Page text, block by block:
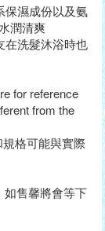
保濕成份以及氨
潤清爽
在洗髮沐浴時也
for reference
from the
格可能與實際
如售馨將會等下